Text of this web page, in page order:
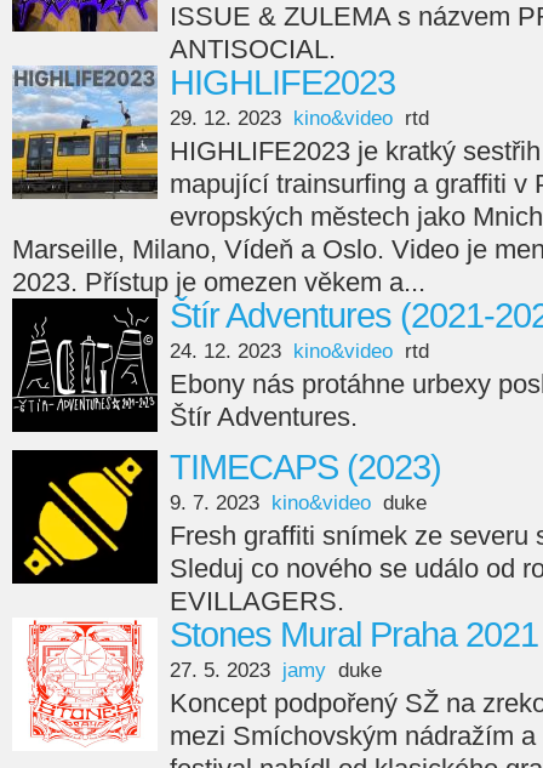
ISSUE & ZULEMA s názvem
ANTISOCIAL.
HIGHLIFE2023
29. 12. 2023 kino&video rtd
HIGHLIFE2023 je kratký
mapující trainsurfing a graffiti v
evropských městech jako
Marseille, Milano, Vídeň a Oslo. Video je
2023. Přístup je omezen věkem a...
Štír Adventures (2021-
24. 12. 2023 kino&video rtd
Ebony nás protáhne urbexy
Štír Adventures.
TIMECAPS (2023)
9. 7. 2023 kino&video duke
Fresh graffiti snímek ze severu
Sleduj co nového se událo od
EVILLAGERS.
Stones Mural Praha 2021
27. 5. 2023 jamy duke
Koncept podpořený SŽ na
mezi Smíchovským nádražím